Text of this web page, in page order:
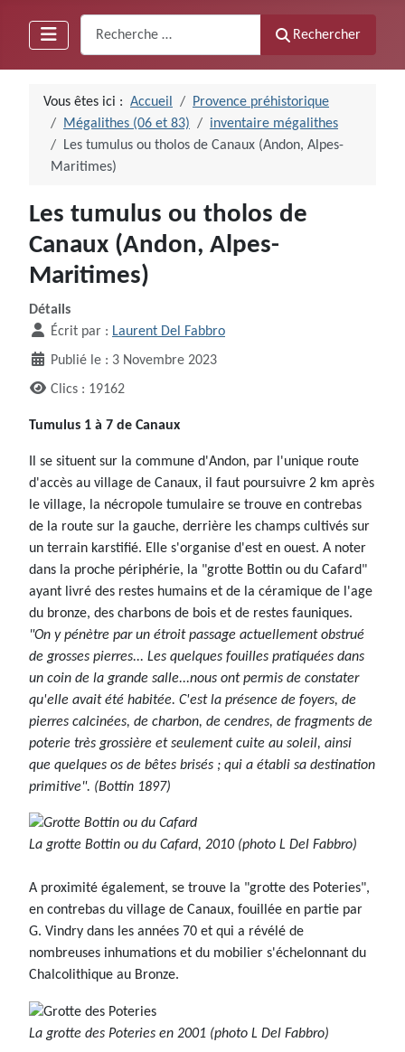
Rechercher
Vous êtes ici : Accueil
Provence préhistorique
Mégalithes (06 et 83)
inventaire mégalithes
Les tumulus ou tholos de Canaux (Andon, Alpes-
Maritimes)
Les tumulus ou tholos de
Canaux (Andon, Alpes-
Maritimes)
Détails
Écrit par : Laurent Del Fabbro
Publié le : 3 Novembre 2023
Clics : 19162
Tumulus 1 à 7 de Canaux
Il se situent sur la commune d'Andon, par l'unique route
d'accès au village de Canaux, il faut poursuivre 2 km après
le village, la nécropole tumulaire se trouve en contrebas
de la route sur la gauche, derrière les champs cultivés sur
un terrain karstifié. Elle s'organise d'est en ouest. A noter
dans la proche périphérie, la "grotte Bottin ou du Cafard"
ayant livré des restes humains et de la céramique de l'age
du bronze, des charbons de bois et de restes fauniques.
"On y pénètre par un étroit passage actuellement obstrué
de grosses pierres... Les quelques fouilles pratiquées dans
un coin de la grande salle...nous ont permis de constater
qu'elle avait été habitée. C'est la présence de foyers, de
pierres calcinées, de charbon, de cendres, de fragments de
poterie très grossière et seulement cuite au soleil, ainsi
que quelques os de bêtes brisés ; qui a établi sa destination
primitive". (Bottin 1897)
La grotte Bottin ou du Cafard, 2010 (photo L Del Fabbro)
A proximité également, se trouve la "grotte des Poteries",
en contrebas du village de Canaux, fouillée en partie par
G. Vindry dans les années 70 et qui a révélé de
nombreuses inhumations et du mobilier s'échelonnant du
Chalcolithique au Bronze.
La grotte des Poteries en 2001 (photo L Del Fabbro)